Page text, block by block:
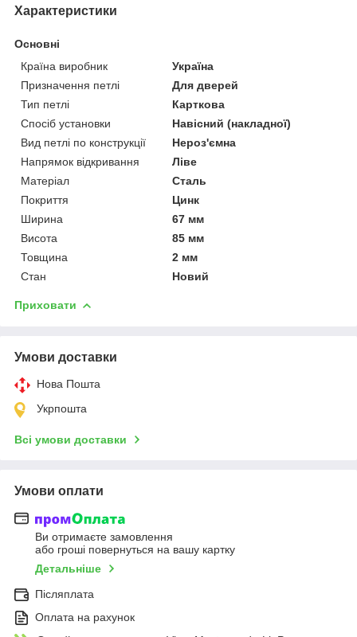
Характеристики
Основні
Країна виробник
Україна
Призначення петлі
Для дверей
Тип петлі
Карткова
Спосіб установки
Навісний (накладної)
Вид петлі по конструкції
Нероз'ємна
Напрямок відкривання
Ліве
Матеріал
Сталь
Покриття
Цинк
Ширина
67 мм
Висота
85 мм
Товщина
2 мм
Стан
Новий
Приховати
Умови доставки
Нова Пошта
Укрпошта
Всі умови доставки
Умови оплати
Ви отримаєте замовлення
або гроші повернуться на вашу картку
Детальніше
Післяплата
Оплата на рахунок